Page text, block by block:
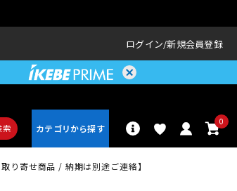
ログイン 新規会員登録
索
0
り寄せ商品 / 納期は別途ご連絡】